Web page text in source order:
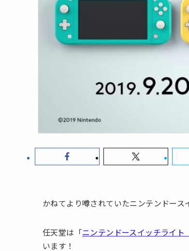
かねてより噂されていたニンテンドース
任天堂は「ニンテンドースイッチライ
います！